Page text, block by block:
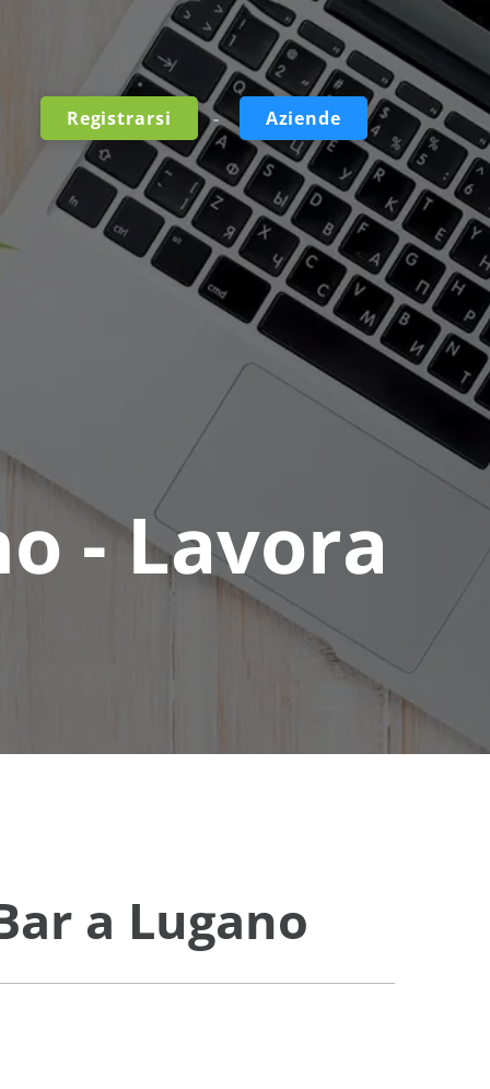
Registrarsi - Aziende
- Lavora
a Lugano